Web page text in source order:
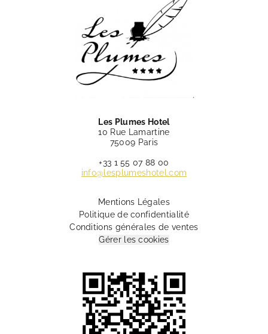
Les Plumes Hotel
10 Rue Lamartine
75009 Paris
+33 1 55 07 88 00
info@lesplumeshotel.com
Mentions Légales
Politique de confidentialité
Conditions générales de ventes
Gérer les cookies